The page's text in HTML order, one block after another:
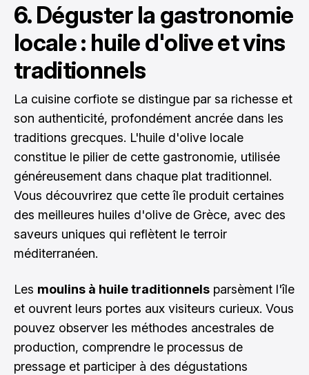
6. Déguster la gastronomie
locale : huile d'olive et vins
traditionnels
La cuisine corfiote se distingue par sa richesse et
son authenticité, profondément ancrée dans les
traditions grecques. L'huile d'olive locale
constitue le pilier de cette gastronomie, utilisée
généreusement dans chaque plat traditionnel.
Vous découvrirez que cette île produit certaines
des meilleures huiles d'olive de Grèce, avec des
saveurs uniques qui reflètent le terroir
méditerranéen.
Les moulins à huile traditionnels parsèment l'île
et ouvrent leurs portes aux visiteurs curieux. Vous
pouvez observer les méthodes ancestrales de
production, comprendre le processus de
pressage et participer à des dégustations